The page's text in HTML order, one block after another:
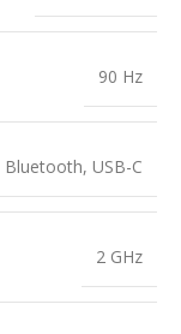
90 Hz
Bluetooth, USB-C
2 GHz